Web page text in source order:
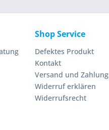
Shop Service
Defektes Produkt
Kontakt
Versand und
Widerruf erklären
Widerrufsrecht